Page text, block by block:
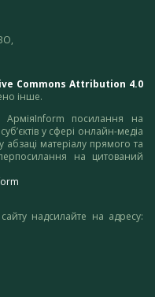
Commons Attribution 4.0
інше.
АрміяInform посилання на
у сфері онлайн-медіа
матеріалу прямого та
на цитований
надсилайте на адресу: